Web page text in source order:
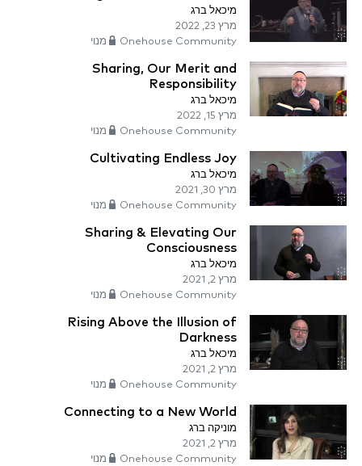
מיכאל ברג
מרץ 23, 2022
Onehouse Community מנוי
Sharing, Our Merit and
Responsibility
מיכאל ברג
מרץ 15, 2022
Onehouse Community מנוי
Cultivating Endless Joy
מיכאל ברג
מרץ 30, 2021
Onehouse Community מנוי
Sharing & Elevating Our
Consciousness
מיכאל ברג
מרץ 2, 2021
Onehouse Community מנוי
Rising Above the Illusion of
Darkness
מיכאל ברג
מרץ 2, 2021
Onehouse Community מנוי
Connecting to a New World
מוניקה ברג
מרץ 2, 2021
Onehouse Community מנוי